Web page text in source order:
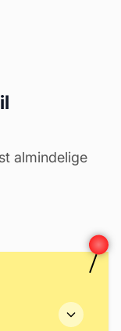
almindelige